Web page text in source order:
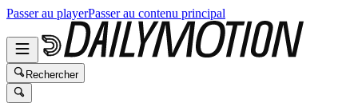
Passer au playerPasser au contenu principal
Rechercher